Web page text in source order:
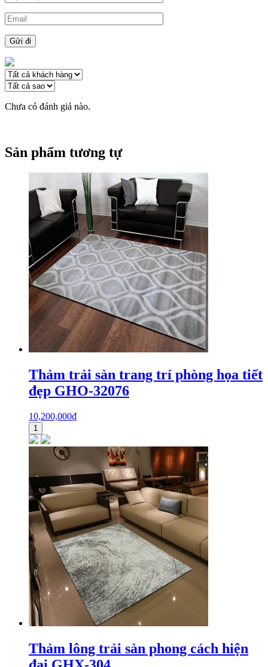
Chưa có đánh giá nào.
Sản phẩm tương tự
Thảm trải sàn trang trí phòng họa tiết
đẹp GHO-32076
10,200,000₫
1
Thảm lông trải sàn phong cách hiện